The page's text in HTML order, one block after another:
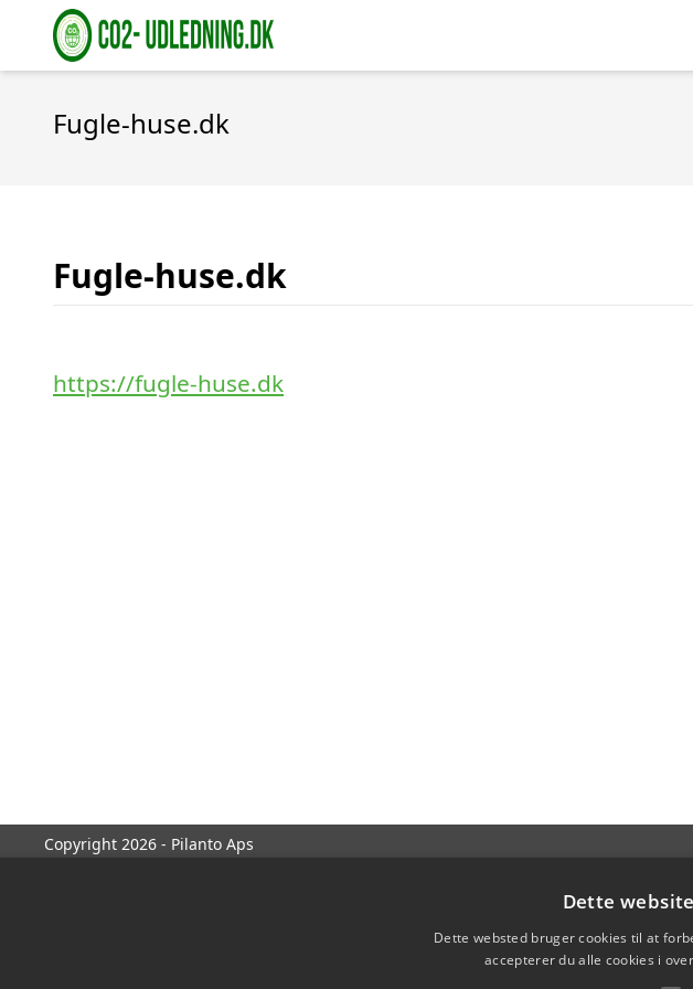
Fugle-huse.dk
Fugle-huse.dk
https://fugle-huse.dk
Copyright 2026 - Pilanto Aps
Dette
Dette websted bruger cookies til at
accepterer du alle cookies i